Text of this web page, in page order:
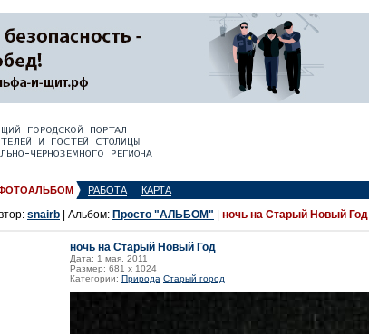
РАБОТА КАРТА
snairb | Альбом: Просто "АЛЬБОМ" ночь на Старый Новый Год
ночь на Старый Новый Год
Дата: 1 мая, 2011
Размер: 681 x 1024
Категории: Природа Старый город